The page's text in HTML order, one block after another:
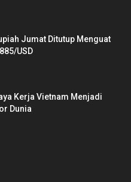
Jumat Ditutup Menguat
USD
Kerja Vietnam Menjadi
Dunia